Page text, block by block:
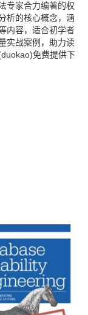
专家合力编著的权
析的核心概念，涵
内容，适合初学者
实战案例，助力读
免费提供下